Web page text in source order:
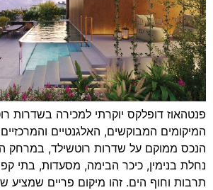
פנטהאוז דופלקס יוקרתי למכירה בשדרות
המיקומים המבוקשים, האלגנטיים
הנכס ממוקם על שדרות רוטשילד, במרחק
נחלת בנימין, כיכר הבימה, מסעדות, בתי
תרבות וחוף הים. זהו מיקום פריים שמציע